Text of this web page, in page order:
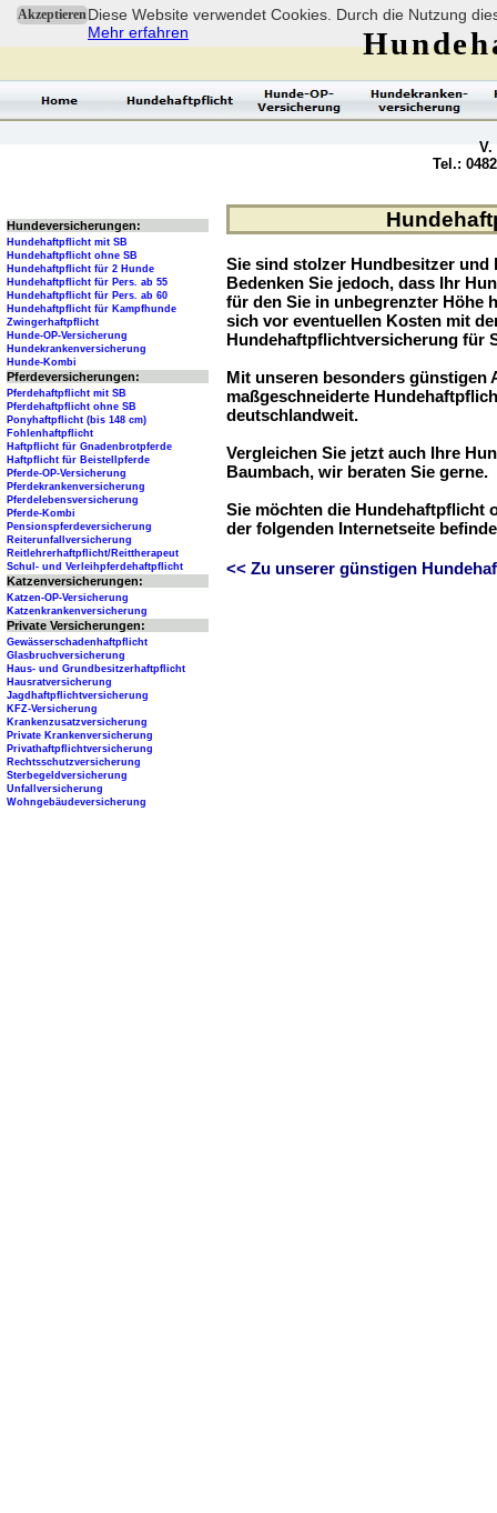
AkzeptierenDiese Website verwendet Cookies. Durch die Nutzung
Mehr erfahren
Sie sind stolzer Hundbesitzer und
Bedenken Sie jedoch, dass Ihr
für den Sie in unbegrenzter Höhe
sich vor eventuellen Kosten mit
Hundehaftpflichtversicherung für
Mit unseren besonders günstigen
maßgeschneiderte
deutschlandweit.
Vergleichen Sie jetzt auch Ihre
Baumbach, wir beraten Sie gerne.
Sie möchten die Hundehaftpflicht
der folgenden Internetseite
<< Zu unserer günstigen
V.
Tel.:
Hundeversicherungen:
Hundehaftpflicht mit SB
Hundehaftpflicht ohne SB
Hundehaftpflicht für 2 Hunde
Hundehaftpflicht für Pers. ab 55
Hundehaftpflicht für Pers. ab 60
Hundehaftpflicht für Kampfhunde
Zwingerhaftpflicht
Hunde-OP-Versicherung
Hundekrankenversicherung
Hunde-Kombi
Pferdeversicherungen:
Pferdehaftpflicht mit SB
Pferdehaftpflicht ohne SB
Ponyhaftpflicht (bis 148 cm)
Fohlenhaftpflicht
Haftpflicht für Gnadenbrotpferde
Haftpflicht für Beistellpferde
Pferde-OP-Versicherung
Pferdekrankenversicherung
Pferdelebensversicherung
Pferde-Kombi
Pensionspferdeversicherung
Reiterunfallversicherung
Reitlehrerhaftpflicht/Reittherapeut
Schul- und Verleihpferdehaftpflicht
Katzenversicherungen:
Katzen-OP-Versicherung
Katzenkrankenversicherung
Private Versicherungen:
Gewässerschadenhaftpflicht
Glasbruchversicherung
Haus- und Grundbesitzerhaftpflicht
Hausratversicherung
Jagdhaftpflichtversicherung
KFZ-Versicherung
Krankenzusatzversicherung
Private Krankenversicherung
Privathaftpflichtversicherung
Rechtsschutzversicherung
Sterbegeldversicherung
Unfallversicherung
Wohngebäudeversicherung